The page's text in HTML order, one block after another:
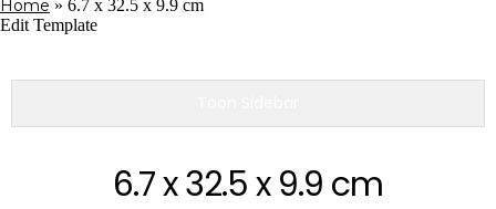
Home » 6.7 x 32.5 x 9.9 cm
Edit Template
6.7 x 32.5 x 9.9 cm